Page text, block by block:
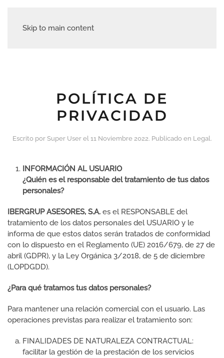
Skip to main content
POLÍTICA DE
PRIVACIDAD
Escrito por Super User el 11 Noviembre 2022. Publicado en Legal.
INFORMACIÓN AL USUARIO
¿Quién es el responsable del tratamiento de tus datos
personales?
IBERGRUP ASESORES, S.A. es el RESPONSABLE del
tratamiento de los datos personales del USUARIO y le
informa de que estos datos serán tratados de conformidad
con lo dispuesto en el Reglamento (UE) 2016/679, de 27 de
abril (GDPR), y la Ley Orgánica 3/2018, de 5 de diciembre
(LOPDGDD).
¿Para qué tratamos tus datos personales?
Para mantener una relación comercial con el usuario. Las
operaciones previstas para realizar el tratamiento son:
FINALIDADES DE NATURALEZA CONTRACTUAL:
facilitar la gestión de la prestación de los servicios